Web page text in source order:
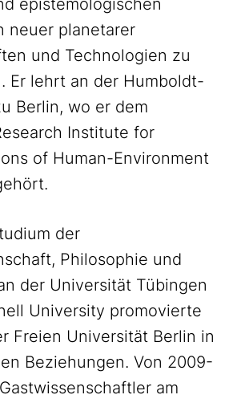
epistemologischen
neuer planetarer
und Technologien zu
Er lehrt an der Humboldt-
Berlin, wo er dem
Institute for
of Human-Environment
der
Philosophie und
der Universität Tübingen
University promovierte
Freien Universität Berlin in
Beziehungen. Von 2009-
am